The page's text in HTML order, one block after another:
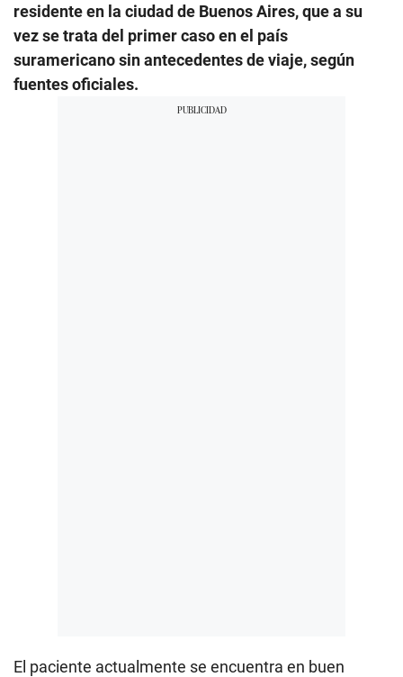
residente en la ciudad de Buenos Aires, que a su
vez se trata del primer caso en el país
suramericano sin antecedentes de viaje, según
fuentes oficiales.
El paciente actualmente se encuentra en buen